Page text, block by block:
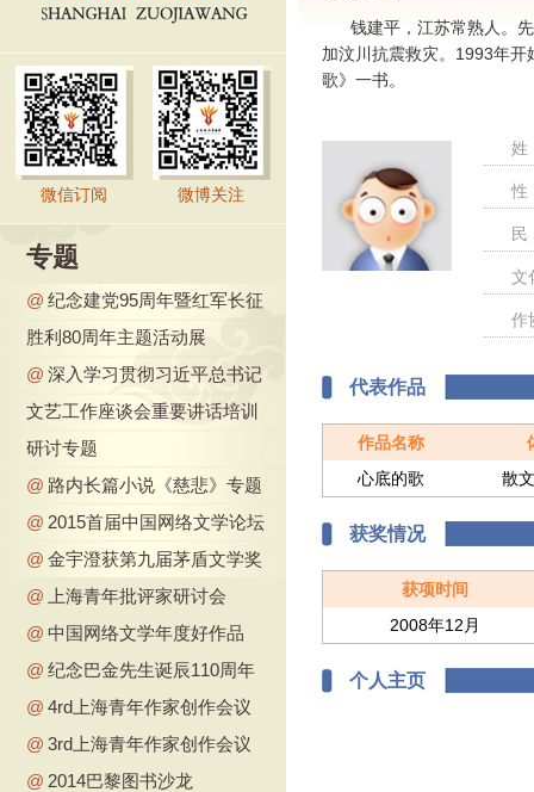
微信订阅 微博关注
专题
@ 纪念建党95周年暨红军长征
胜利80周年主题活动展
@ 深入学习贯彻习近平总书记
文艺工作座谈会重要讲话培训
研讨专题
@ 路内长篇小说《慈悲》专题
@ 2015首届中国网络文学论坛
@ 金宇澄获第九届茅盾文学奖
@
上海青年批评家研讨会
@ 中国网络文学年度好作品
@ 纪念巴金先生诞辰110周年
@ 4rd上海青年作家创作会议
@ 3rd上海青年作家创作会议
@ 2014巴黎图书沙龙
钱建平，江苏常熟人。
加汶川抗震救灾。1993年
歌》一书。
文
作
代表作品
作品名称
心底的歌
散
获奖情况
获项时间
2008年12月
个人主页